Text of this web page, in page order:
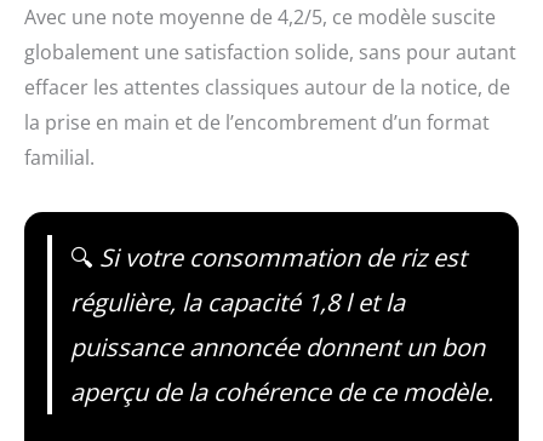
Avec une note moyenne de 4,2/5, ce modèle suscite
globalement une satisfaction solide, sans pour autant
effacer les attentes classiques autour de la notice, de
la prise en main et de l’encombrement d’un format
familial.
🔍 Si votre consommation de riz est
régulière, la capacité 1,8 l et la
puissance annoncée donnent un bon
aperçu de la cohérence de ce modèle.